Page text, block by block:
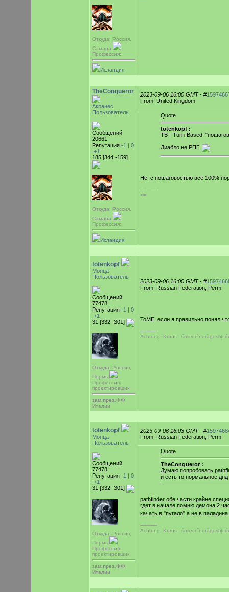
Откуда: Россия,
Самара
Профессия:
Исландия
TheConqueror
Акранес
Пользователь
Сообщений
20661
Репутация -1 | 0
|+1
185 [344 -159]
Откуда: Россия,
Самара
Профессия:
Исландия
2023-09-06 16:00 GMT- #
From: United Kingdom
Quote
totenkopf :
TB - Turn-Based.
Диабло не РПГ.
Не, с пошаговостью всё 100%
-----------
<=
totenkopf
Монца
Пользователь
Сообщений
77478
Репутация -1 | 0
|+1
31 [332 -301]
Откуда: Россия,
Пермь
Профессия:
проектировщик
зам.през.ФФ
Италии
2023-09-06 16:00 GMT- #
From: Russian Federation, Perm
ToME, если я правильно понял
-----------
Achtung: Korus - śmieci îndrăgostiți
totenkopf
Монца
Пользователь
Сообщений
77478
Репутация -1 | 0
|+1
31 [332 -301]
Откуда: Россия,
Пермь
Профессия:
проектировщик
зам.през.ФФ
Италии
2023-09-06 16:03 GMT- #
From: Russian Federation, Perm
Quote
TheConqueror :
Думаю попробовать
и есть то нормальное
pathfinder обе части крайне
гдет в начале помню демона 2
качать в "пугало" а не в
-----------
Achtung: Korus - śmieci îndrăgostiți